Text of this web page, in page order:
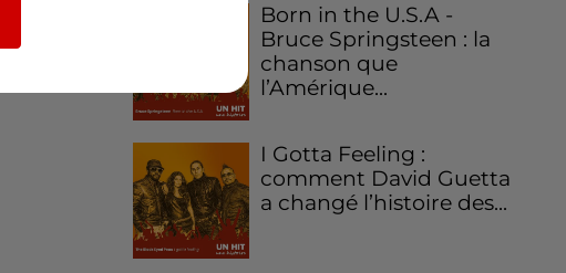
Born in the U.S.A -
Bruce Springsteen : la
chanson que
l’Amérique...
I Gotta Feeling :
comment David Guetta
a changé l’histoire des...